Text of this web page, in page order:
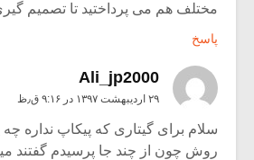
مختلف هم می پرداختید تا تصمیم
پاسخ
Ali_jp2000
۲۹ اردیبهشت ۱۳۹۷ در ۹:۱۶ ق٫ظ
سلام برای گیتاری که پیکاپ نداره چه
روش چون از چند جا پرسیدم گفتند